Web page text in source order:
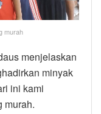
murah
menjelaskan
minyak
ini kami
murah.